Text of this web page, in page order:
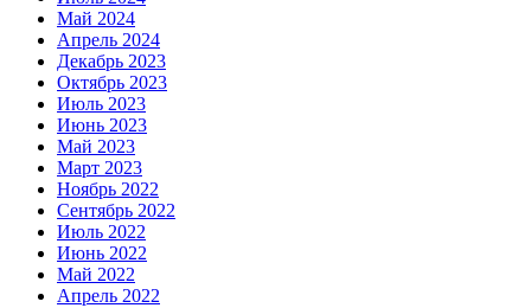
Май 2024
Апрель 2024
Декабрь 2023
Октябрь 2023
Июль 2023
Июнь 2023
Май 2023
Март 2023
Ноябрь 2022
Сентябрь 2022
Июль 2022
Июнь 2022
Май 2022
Апрель 2022